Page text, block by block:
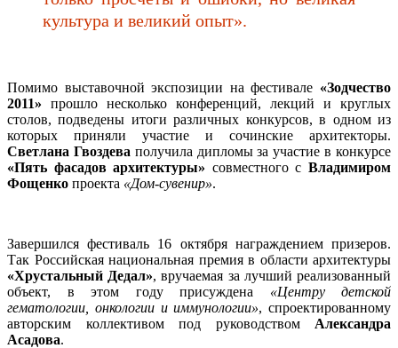
культура и великий опыт».
Помимо выставочной экспозиции на фестивале «Зодчество
2011» прошло несколько конференций, лекций и круглых
столов, подведены итоги различных конкурсов, в одном из
которых приняли участие и сочинские архитекторы.
Светлана Гвоздева получила дипломы за участие в конкурсе
«Пять фасадов архитектуры» совместного сВладимиром
Фощенко проекта «Дом-сувенир».
Завершился фестиваль 16 октября награждением призеров.
Так Российская национальная премия в области архитектуры
«Хрустальный Дедал», вручаемая за лучший реализованный
объект, в этом году присуждена «Центру детской
гематологии, онкологии и иммунологии», спроектированному
авторским коллективом под руководством Александра
Асадова.